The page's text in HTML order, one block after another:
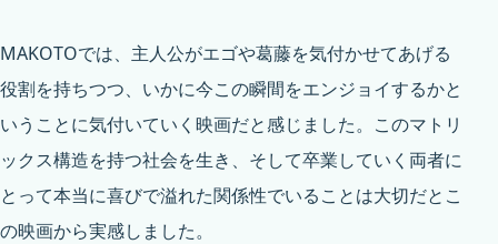
MAKOTOでは、主人公がエゴや葛藤を気付かせてあげる
役割を持ちつつ、いかに今この瞬間をエンジョイするかと
いうことに気付いていく映画だと感じました。このマトリ
ックス構造を持つ社会を生き、そして卒業していく両者に
とって本当に喜びで溢れた関係性でいることは大切だとこ
の映画から実感しました。